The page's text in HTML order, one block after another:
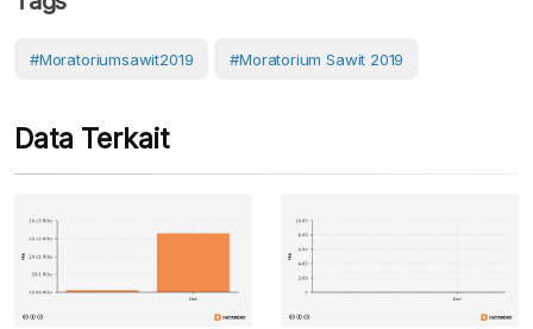
#Moratoriumsawit2019 #Moratorium Sawit 2019
Data Terkait